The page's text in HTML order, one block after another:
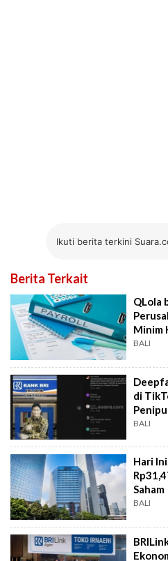
Ikuti berita terkini
Berita Terkait
QLola
Minim
BALI
di
BALI
Hari
Saham
BALI